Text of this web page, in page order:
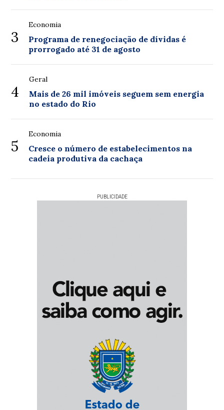
3
Economia
Programa de renegociação de dívidas é
prorrogado até 31 de agosto
4
Geral
Mais de 26 mil imóveis seguem sem energia
no estado do Rio
5
Economia
Cresce o número de estabelecimentos na
cadeia produtiva da cachaça
PUBLICIDADE